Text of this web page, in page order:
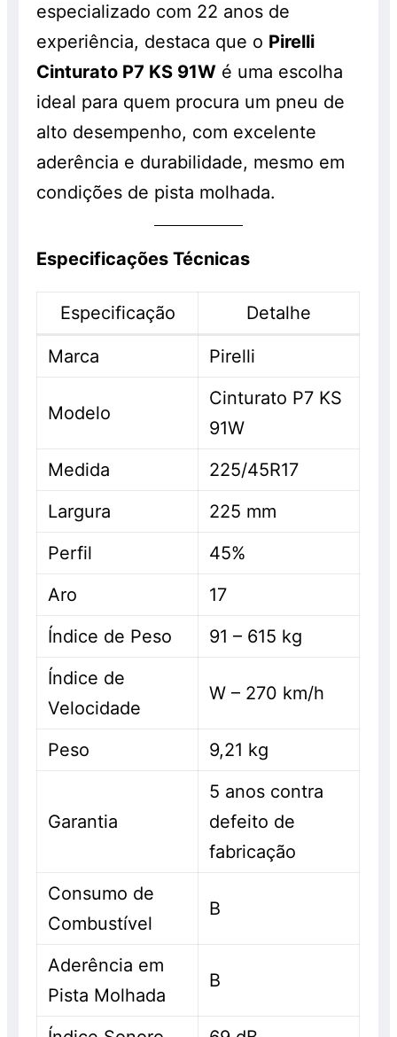
especializado com 22 anos de
experiência, destaca que o Pirelli
Cinturato P7 KS 91W é uma escolha
ideal para quem procura um pneu de
alto desempenho, com excelente
aderência e durabilidade, mesmo em
condições de pista molhada.
Especificações Técnicas
Especificação Detalhe
Marca Pirelli
Modelo
Cinturato P7 KS
91W
Medida
225/45R17
Largura
225 mm
Perfil
45%
Aro
17
Índice de Peso
91 – 615 kg
Índice de
Velocidade
W – 270 km/h
Peso 9,21 kg
Garantia
5 anos contra
defeito de
fabricação
Consumo de
Combustível
B
Aderência em
Pista Molhada
B